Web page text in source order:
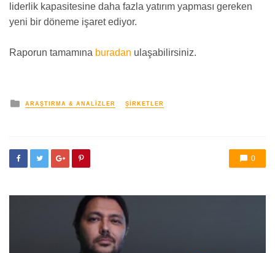
liderlik kapasitesine daha fazla yatırım yapması gereken
yeni bir döneme işaret ediyor.
Raporun tamamına buradan ulaşabilirsiniz.
yayınlanan
ARAŞTIRMA & ANALIZLER ŞIRKETLER
0